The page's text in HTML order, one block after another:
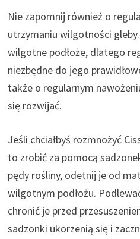
Nie zapomnij również o
utrzymaniu wilgotności
wilgotne podłoże, dlatego
niezbędne do jego
także o regularnym
się rozwijać.
Jeśli chciałbyś rozmnożyć
to zrobić za pomocą
pędy rośliny, odetnij je od
wilgotnym podłożu.
chronić je przed
sadzonki ukorzenią się i